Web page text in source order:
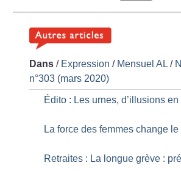
Dans / Expression / Mensuel AL /
n°303 (mars 2020)
Édito : Les urnes, d’illusions
La force des femmes change
Retraites : La longue grève :